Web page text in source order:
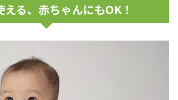
える、赤ちゃんにもOK！